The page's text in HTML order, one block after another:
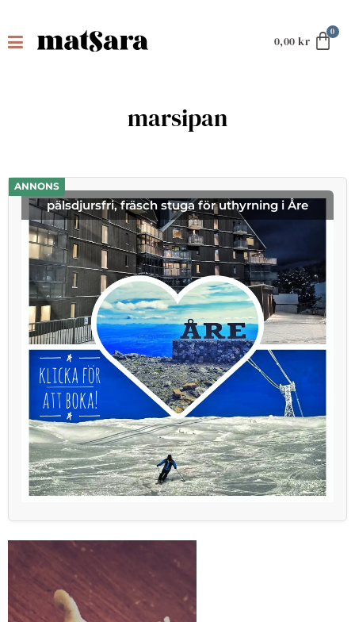
0,00 kr
marsipan
ANNONS
pälsdjursfri, fräsch stuga för uthyrning i Åre